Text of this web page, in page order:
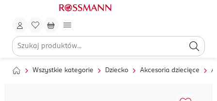
Wszystkie kategorie Dziecko Akcesoria dziecięce